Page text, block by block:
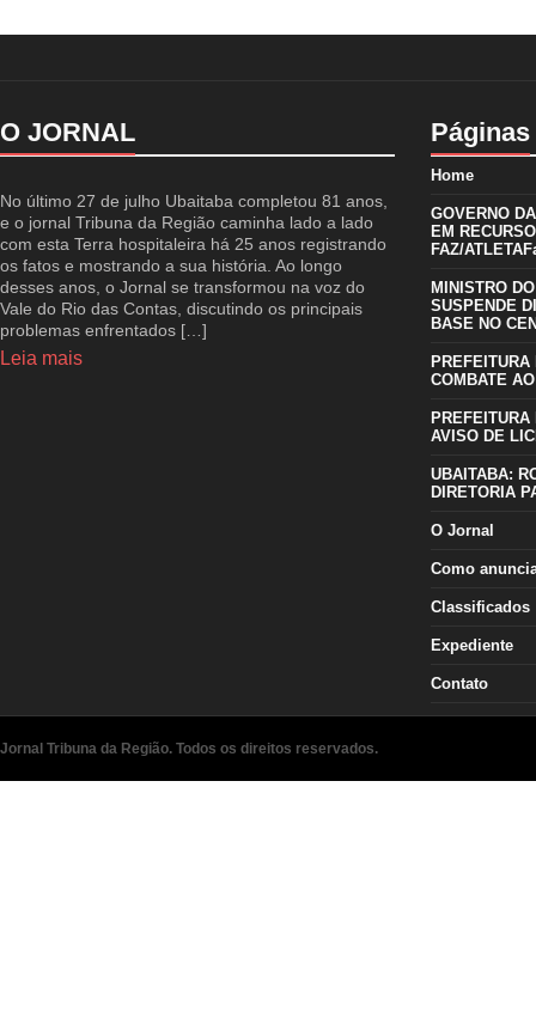
O JORNAL
No último 27 de julho Ubaitaba completou 81 anos,
e o jornal Tribuna da Região caminha lado a lado
com esta Terra hospitaleira há 25 anos registrando
os fatos e mostrando a sua história. Ao longo
desses anos, o Jornal se transformou na voz do
Vale do Rio das Contas, discutindo os principais
problemas enfrentados […]
Leia mais
Páginas
Home
GOVERNO
EM
FAZ/
MINISTRO
SUSPENDE
BASE NO
COMBATE
AVISO DE
UBAITABA:
DIRETORIA
O Jornal
Como
Classificados
Expediente
Contato
Jornal Tribuna da Região. Todos os direitos reservados.